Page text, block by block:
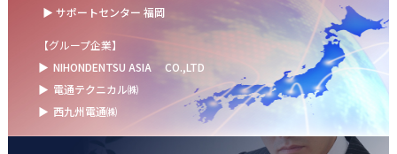
▶ サポートセンター 福岡
【グループ企業】
▶ NIHONDENTSU ASIA CO.,LTD
▶ 電通テクニカル㈱
▶ 西九州電通㈱